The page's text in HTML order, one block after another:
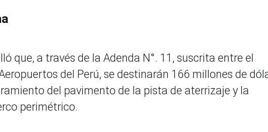
que, a través de la Adenda N°. 11, suscrita entre el
del Perú, se destinarán 166 millones de
del pavimento de la pista de aterrizaje y la
perimétrico.